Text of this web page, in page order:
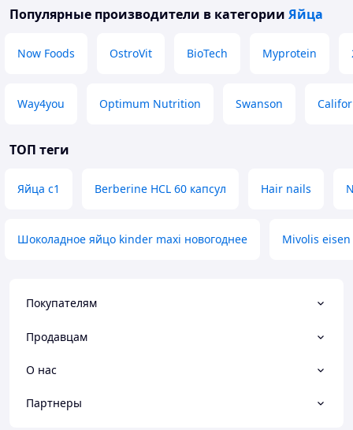
Популярные производители в категории Яйца
Now Foods OstroVit BioTech Myprotein
Way4you Optimum Nutrition Swanson
ТОП теги
Яйца с1 Berberine HCL 60 капсул Hair nails
Шоколадное яйцо kinder maxi новогоднее Mivolis eisen
Покупателям
Продавцам
О нас
Партнеры